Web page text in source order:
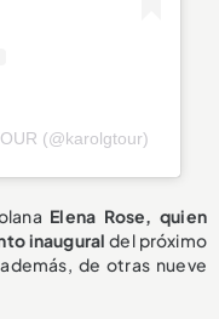
(@karolgtour)
Elena Rose, quien
inaugural del próximo
de otras nueve